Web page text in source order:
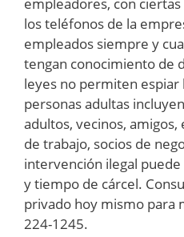
los teléfonos de la
empleados siempre y
tengan conocimiento de
leyes no permiten
personas adultas
adultos, vecinos,
de trabajo, socios de
intervención ilegal
y tiempo de cárcel.
privado hoy mismo para
224-1245.